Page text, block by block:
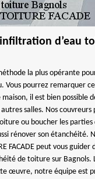
d’eau
la plus opérante
Vous pourrez remarquer
il est bien possible
salles. Nos couvreurs
ou boucher les
rénover son étanchéité.
FACADE peut vous guider
de toiture sur Bagnols.
œuvre, notre équipe est